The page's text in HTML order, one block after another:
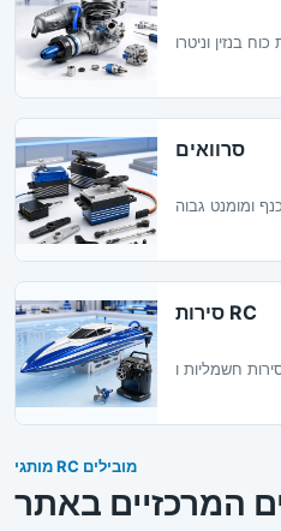
בנזין וניטרו
סרוואים
ומומנט גבוה
סירות RC
מותגי RC מובילים
המרכזיים באתר